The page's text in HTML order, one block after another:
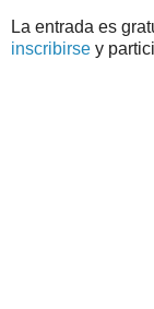
La entrada es
inscribirse y